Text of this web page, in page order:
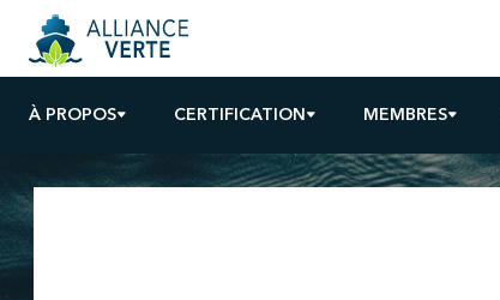
À PROPOS CERTIFICATION MEMBRES